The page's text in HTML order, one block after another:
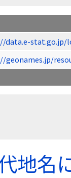
data.e-stat.go.jp/
geonames.jp/
地名